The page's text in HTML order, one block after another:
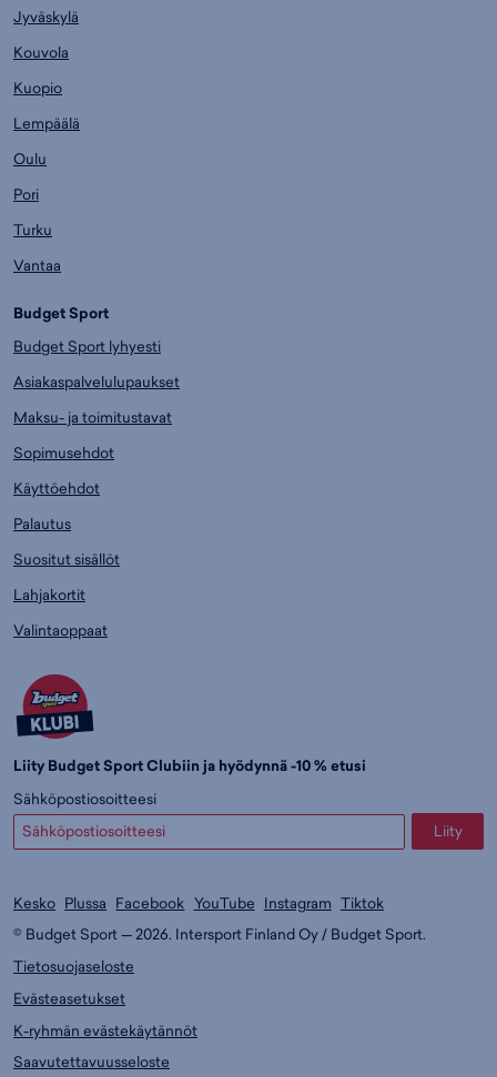
Jyväskylä
Kouvola
Kuopio
Lempäälä
Oulu
Pori
Turku
Vantaa
Budget Sport
Budget Sport lyhyesti
Asiakaspalvelulupaukset
Maksu- ja toimitustavat
Sopimusehdot
Käyttöehdot
Palautus
Suositut sisällöt
Lahjakortit
Valintaoppaat
Liity Budget Sport Clubiin ja hyödynnä -10 % etusi
Sähköpostiosoitteesi
Liity
Kesko Plussa Facebook YouTube Instagram Tiktok
© Budget Sport — 2026. Intersport Finland Oy / Budget Sport.
Tietosuojaseloste
Evästeasetukset
K-ryhmän evästekäytännöt
Saavutettavuusseloste